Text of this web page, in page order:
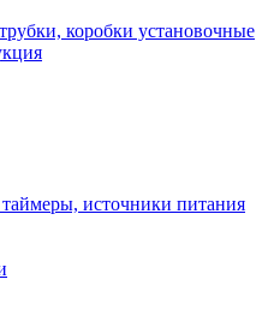
коробки установочные
источники питания